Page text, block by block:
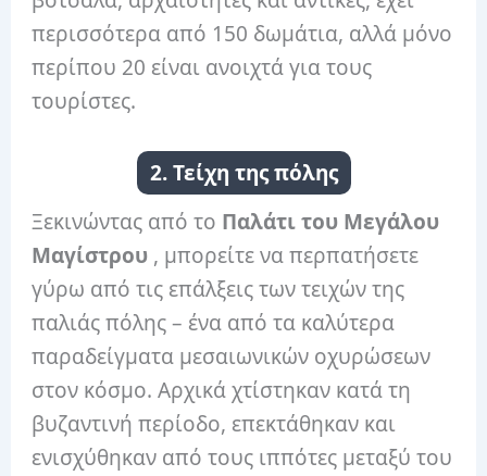
περισσότερα από 150 δωμάτια, αλλά μόνο
περίπου 20 είναι ανοιχτά για τους
τουρίστες.
2. Τείχη της πόλης
Ξεκινώντας από το Παλάτι του Μεγάλου
Μαγίστρου , μπορείτε να περπατήσετε
γύρω από τις επάλξεις των τειχών της
παλιάς πόλης – ένα από τα καλύτερα
παραδείγματα μεσαιωνικών οχυρώσεων
στον κόσμο. Αρχικά χτίστηκαν κατά τη
βυζαντινή περίοδο, επεκτάθηκαν και
ενισχύθηκαν από τους ιππότες μεταξύ του